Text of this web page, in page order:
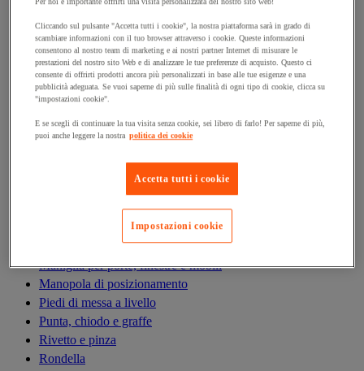
Antivibrazioni
Asta filettata
Boccola, inserto, molla e filetto riportato
Bullone
Calamita di fissaggio
Cardine, cerniera e bandella
Cerniera
Fascetta di serraggio
Ferramenta per l'arredamento
Giunto e clip circolare
Guarnizione per porte, finestre e cancelli
Maniglia per porte, finestre e mobili
Manopola di posizionamento
Piedi di messa a livello
Punta, chiodo e graffe
Rivetto e pinza
Rondella
Cliccando sul pulsante "Accetta tutti i cookie", la nostra piattaforma sarà in grado di
scambiare informazioni con il tuo browser attraverso i cookie. Queste informazioni
consentono al nostro team di marketing e ai nostri partner Internet di misurare le
prestazioni del nostro sito Web e di analizzare le tue preferenze di acquisto. Questo ci
consente di offrirti prodotti ancora più personalizzati in base alle tue esigenze e una
pubblicità adeguata. Se vuoi saperne di più sulle finalità di ogni tipo di cookie, clicca su
"impostazioni cookie".
E se scegli di continuare la tua visita senza cookie, sei libero di farlo! Per saperne di più,
puoi anche leggere la nostra politica dei cookie
Accetta tutti i cookie
Impostazioni cookie